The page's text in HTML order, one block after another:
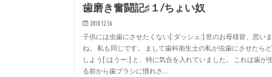
歯磨き奮闘記♯１/ちょい奴
2010.12.16
子供には虫歯にさせたくない[:ダッシュ:] 世のお母様皆、思い
ね。 私も同じです。 まして歯科衛生士の私が虫歯にさせたら
しよう[:はうー:] と、特に気合を入れていました。 これは歯が
る前から歯ブラシに慣れさ…